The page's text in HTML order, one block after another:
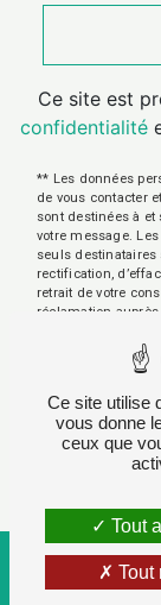
Ce site est
confidentialité
** Les données
de vous contacter
sont destinées à
votre message.
seuls destinataires
rectification,
retrait de votre
réclamation
sort de vos
voie postale à
justificatif
données pendant
de prescription
contentieux. Vous
au démarchage
.
Ce site utilise
vous donne
ceux que
Tout
Tout